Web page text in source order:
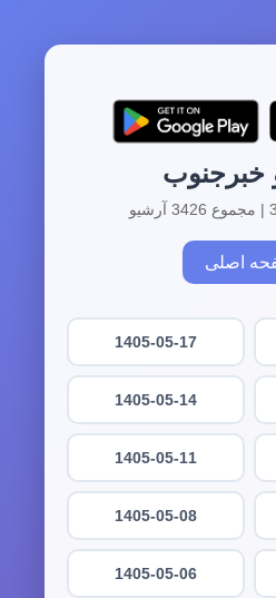
خبرجنوب
اصلی
1405-05-17
1405-05-14
1405-05-11
1405-05-08
1405-05-06